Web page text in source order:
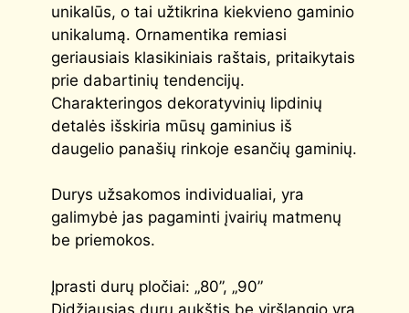
unikalūs, o tai užtikrina kiekvieno gaminio
unikalumą. Ornamentika remiasi
geriausiais klasikiniais raštais, pritaikytais
prie dabartinių tendencijų.
Charakteringos dekoratyvinių lipdinių
detalės išskiria mūsų gaminius iš
daugelio panašių rinkoje esančių gaminių.
Durys užsakomos individualiai, yra
galimybė jas pagaminti įvairių matmenų
be priemokos.
Įprasti durų pločiai: „80”, „90”
Didžiausias durų aukštis be viršlangio yra